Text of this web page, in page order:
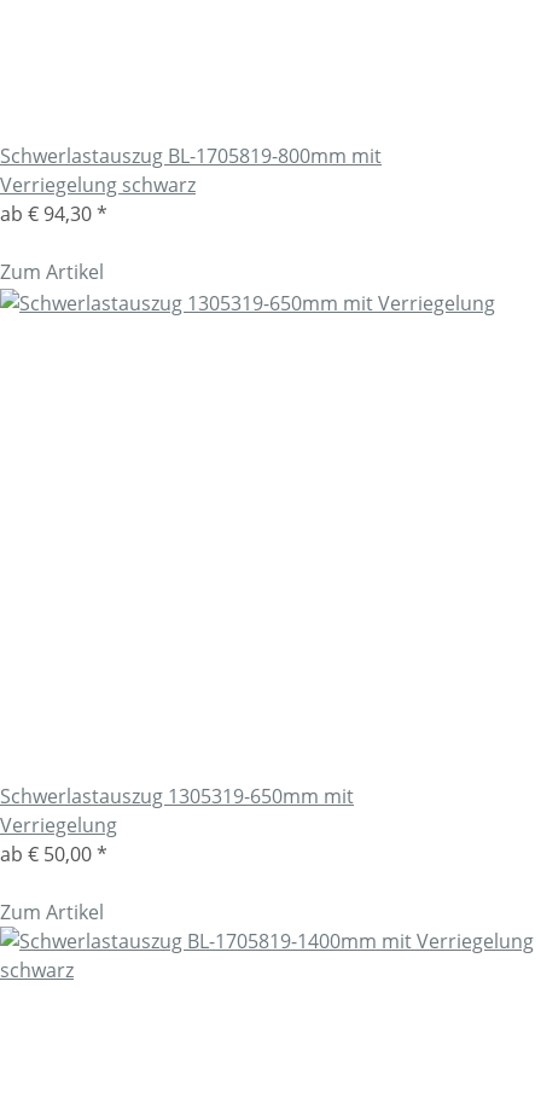
Schwerlastauszug BL-1705819-800mm mit
Verriegelung schwarz
ab € 94,30*
Zum Artikel
Schwerlastauszug 1305319-650mm mit
Verriegelung
ab € 50,00*
Zum Artikel